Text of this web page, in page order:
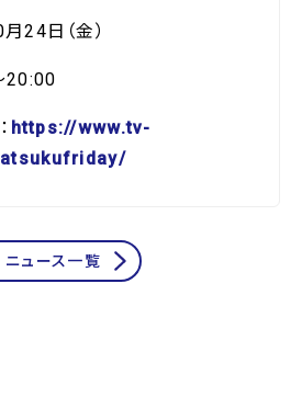
24日（金）
20:00
https://www.tv-
ニュース一覧